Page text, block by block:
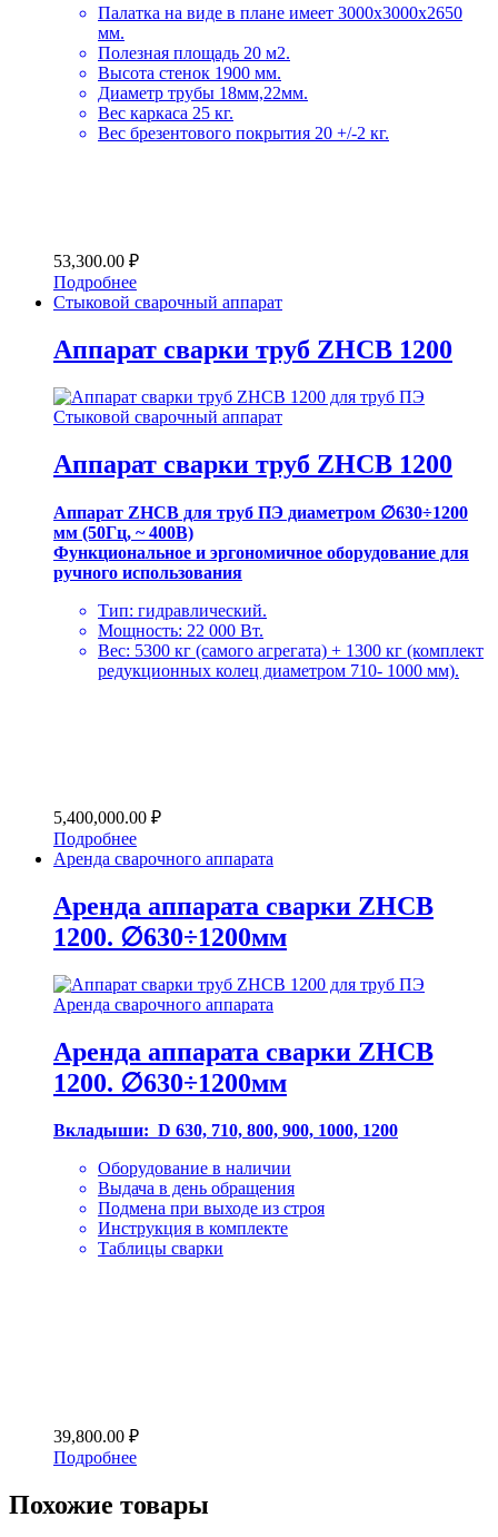
Палатка на виде в плане имеет 3000х3000х2650
мм.
Полезная площадь 20 м2.
Высота стенок 1900 мм.
Диаметр трубы 18мм,22мм.
Вес каркаса 25 кг.
Вес брезентового покрытия 20 +/-2 кг.
53,300.00 ₽
Подробнее
Стыковой сварочный аппарат
Аппарат сварки труб ZHCB 1200
Стыковой сварочный аппарат
Аппарат сварки труб ZHCB 1200
Аппарат ZHCB для труб ПЭ диаметром ∅630÷1200
мм (50Гц, ~ 400В)
Функциональное и эргономичное оборудование для
ручного использования
Тип: гидравлический.
Мощность: 22 000 Вт.
Вес: 5300 кг (самого агрегата) + 1300 кг (комплект
редукционных колец диаметром 710- 1000 мм).
5,400,000.00 ₽
Подробнее
Аренда сварочного аппарата
Аренда аппарата сварки ZHCB
1200. ∅630÷1200мм
Аренда сварочного аппарата
Аренда аппарата сварки ZHCB
1200. ∅630÷1200мм
Вкладыши: D 630, 710, 800, 900, 1000, 1200
Оборудование в наличии
Выдача в день обращения
Подмена при выходе из строя
Инструкция в комплекте
Таблицы сварки
39,800.00 ₽
Подробнее
Похожие товары